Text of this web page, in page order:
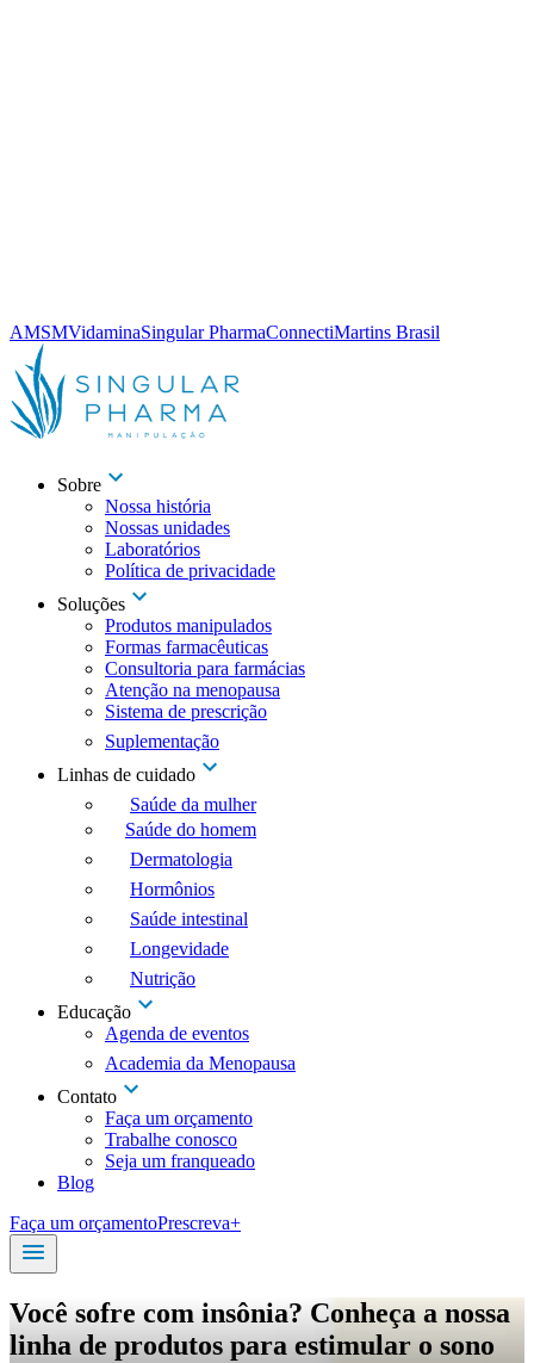
AMSMVidaminaSingular PharmaConnectiMartins Brasil
Sobre
Nossa história
Nossas unidades
Laboratórios
Política de privacidade
Soluções
Produtos manipulados
Formas farmacêuticas
Consultoria para farmácias
Atenção na menopausa
Sistema de prescrição
Suplementação
Linhas de cuidado
Saúde da mulher
Saúde do homem
Dermatologia
Hormônios
Saúde intestinal
Longevidade
Nutrição
Educação
Agenda de eventos
Academia da Menopausa
Contato
Faça um orçamento
Trabalhe conosco
Seja um franqueado
Blog
Faça um orçamentoPrescreva+
Você sofre com insônia? Conheça a nossa
linha de produtos para estimular o sono